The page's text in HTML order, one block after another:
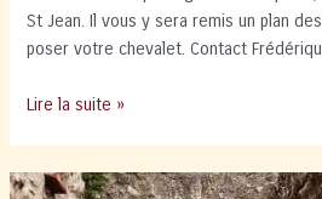
St Jean. Il vous y sera remis un plan
poser votre chevalet. Contact
La
vers
Lire la suite »